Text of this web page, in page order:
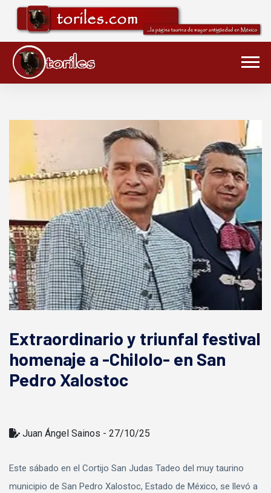
Extraordinario y triunfal festival
homenaje a -Chilolo- en San
Pedro Xalostoc
Juan Ángel Sainos - 27/10/25
Este sábado en el Cortijo San Judas Tadeo del muy taurino
municipio de San Pedro Xalostoc, Estado de México, se llevó a